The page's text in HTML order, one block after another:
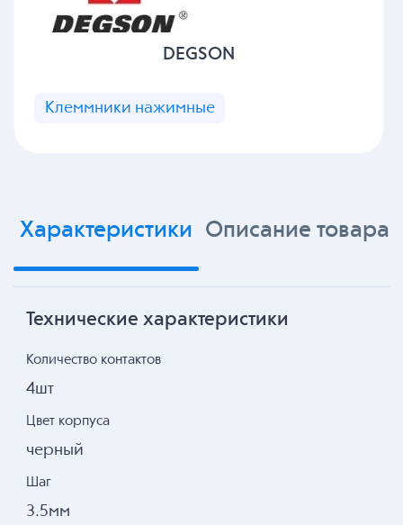
DEGSON
Клеммники нажимные
Характеристики Описание товара
Технические характеристики
Количество контактов
4шт
Цвет корпуса
черный
Шаг
3.5мм